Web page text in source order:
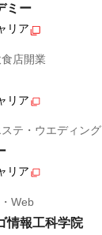
ミー
リア
店開業
リア
テ・ウエディング
リア
Web
情報工科学院